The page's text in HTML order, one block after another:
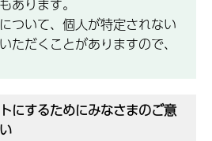
あります。
ついて、個人が特定されない
ただくことがありますので、
にするためにみなさまのご意